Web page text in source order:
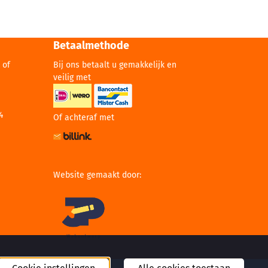
of
Betaalmethode
Bij ons betaalt u gemakkelijk en
veilig met
Of achteraf met
Website gemaakt door: